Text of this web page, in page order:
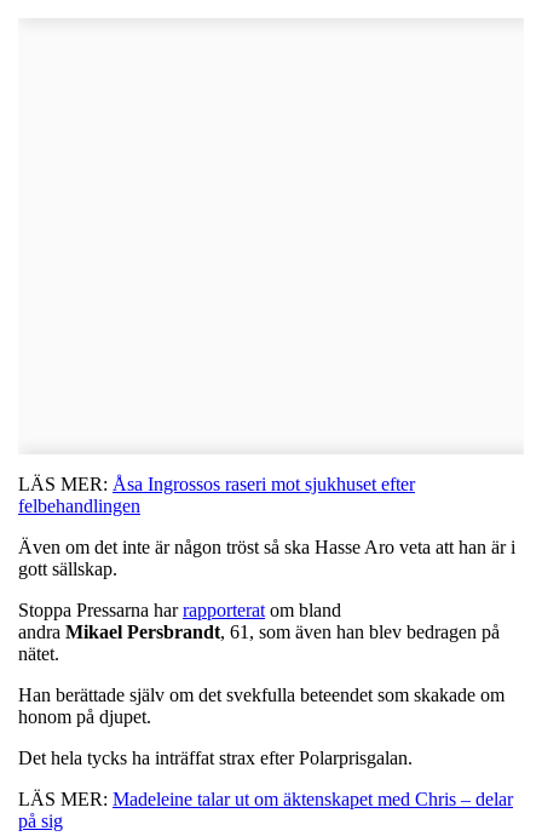
LÄS MER: Åsa Ingrossos raseri mot sjukhuset efter
felbehandlingen
Även om det inte är någon tröst så ska Hasse Aro veta att han är i
gott sällskap.
Stoppa Pressarna harrapporterat om bland
andra Mikael Persbrandt, 61, som även han blev bedragen på
nätet.
Han berättade själv om det svekfulla beteendet som skakade om
honom på djupet.
Det hela tycks ha inträffat strax efter Polarprisgalan.
LÄS MER: Madeleine talar ut om äktenskapet med Chris – delar
på sig